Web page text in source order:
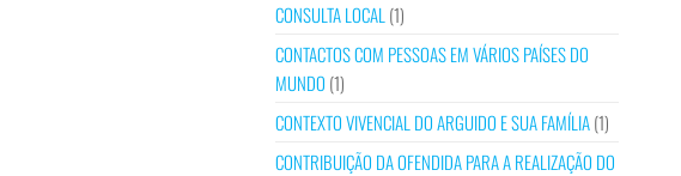
CONSULTA LOCAL (1)
CONTACTOS COM PESSOAS EM VÁRIOS PAÍSES DO
MUNDO (1)
CONTEXTO VIVENCIAL DO ARGUIDO E SUA FAMÍLIA(1)
CONTRIBUIÇÃO DA OFENDIDA PARA A REALIZAÇÃO DO